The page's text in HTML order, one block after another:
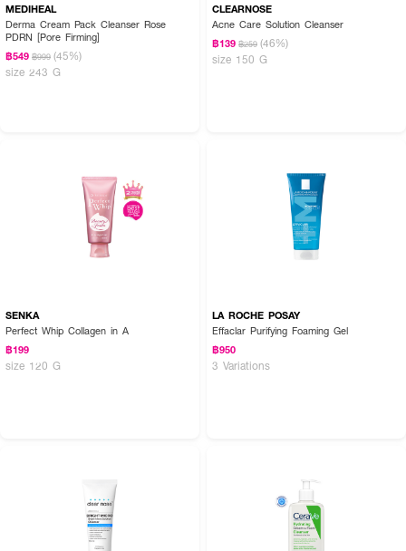
MEDIHEAL
Derma Cream Pack Cleanser Rose
PDRN [Pore Firming]
฿549 ฿999 (45%)
size 243 G
CLEARNOSE
Acne Care Solution Cleanser
฿139 ฿259 (46%)
size 150 G
SENKA
Perfect Whip Collagen in A
฿199
size 120 G
LA ROCHE POSAY
Effaclar Purifying Foaming Gel
฿950
3 Variations